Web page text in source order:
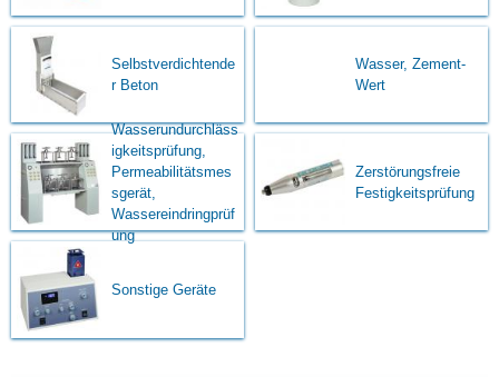
Selbstverdichtende
r Beton
Wasser, Zement-
Wert
Wasserundurchläss
igkeitsprüfung,
Permeabilitätsmes
sgerät,
Wassereindringprüf
ung
Zerstörungsfreie
Festigkeitsprüfung
Sonstige Geräte